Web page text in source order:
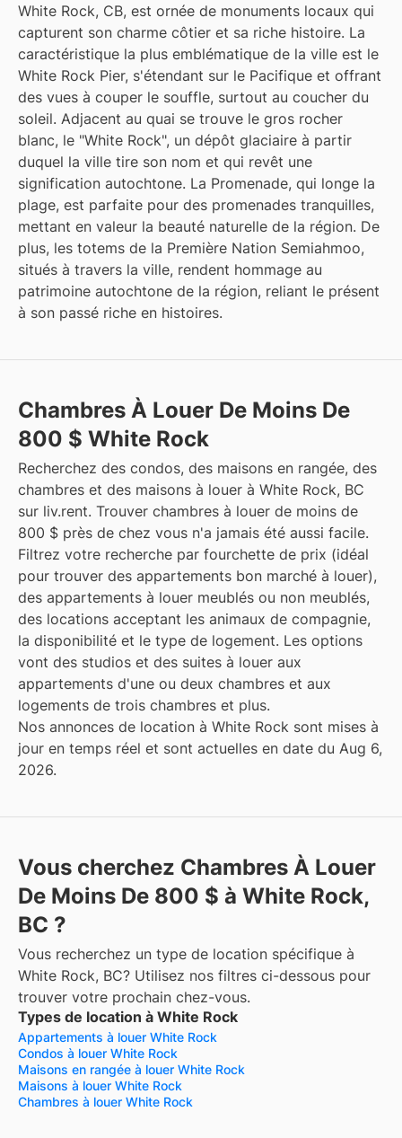
White Rock, CB, est ornée de monuments locaux qui
capturent son charme côtier et sa riche histoire. La
caractéristique la plus emblématique de la ville est le
White Rock Pier, s'étendant sur le Pacifique et offrant
des vues à couper le souffle, surtout au coucher du
soleil. Adjacent au quai se trouve le gros rocher
blanc, le "White Rock", un dépôt glaciaire à partir
duquel la ville tire son nom et qui revêt une
signification autochtone. La Promenade, qui longe la
plage, est parfaite pour des promenades tranquilles,
mettant en valeur la beauté naturelle de la région. De
plus, les totems de la Première Nation Semiahmoo,
situés à travers la ville, rendent hommage au
patrimoine autochtone de la région, reliant le présent
à son passé riche en histoires.
Chambres À Louer De Moins De
800 $ White Rock
Recherchez des condos, des maisons en rangée, des
chambres et des maisons à louer à White Rock, BC
sur liv.rent. Trouver chambres à louer de moins de
800 $ près de chez vous n'a jamais été aussi facile.
Filtrez votre recherche par fourchette de prix (idéal
pour trouver des appartements bon marché à louer),
des appartements à louer meublés ou non meublés,
des locations acceptant les animaux de compagnie,
la disponibilité et le type de logement. Les options
vont des studios et des suites à louer aux
appartements d'une ou deux chambres et aux
logements de trois chambres et plus.
Nos annonces de location à White Rock sont mises à
jour en temps réel et sont actuelles en date du Aug 6,
2026.
Vous cherchez Chambres À Louer
De Moins De 800 $ à White Rock,
BC ?
Vous recherchez un type de location spécifique à
White Rock, BC? Utilisez nos filtres ci-dessous pour
trouver votre prochain chez-vous.
Types de location à White Rock
Appartements à louer White Rock
Condos à louer White Rock
Maisons en rangée à louer White Rock
Maisons à louer White Rock
Chambres à louer White Rock